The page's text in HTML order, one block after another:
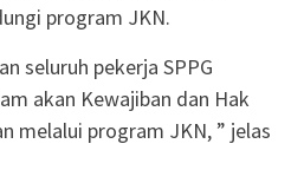
program JKN.
seluruh pekerja SPPG
akan Kewajiban dan Hak
melalui program JKN, ” jelas